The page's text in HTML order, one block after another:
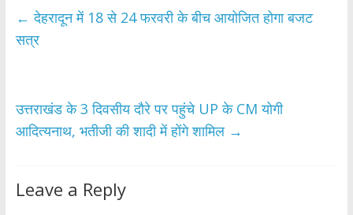
b
k
er s
p
e
← देहरादून में 18 से 24 फरवरी के बीच आयोजित होगा बजट
सत्र
उत्तराखंड के 3 दिवसीय दौरे पर पहुंचे UP के CM योगी
आदित्यनाथ, भतीजी की शादी में होंगे शामिल →
Leave a Reply